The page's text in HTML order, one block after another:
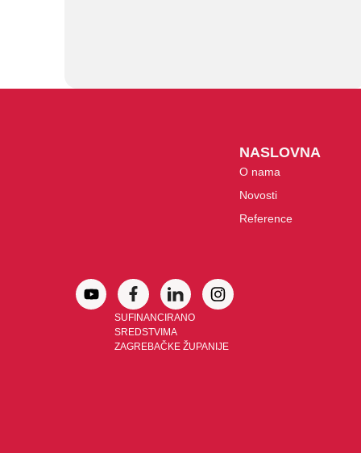
SUFINANCIRANO
SREDSTVIMA
ZAGREBAČKE ŽUPANIJE
NASLOVNA
O nama
Novosti
Reference